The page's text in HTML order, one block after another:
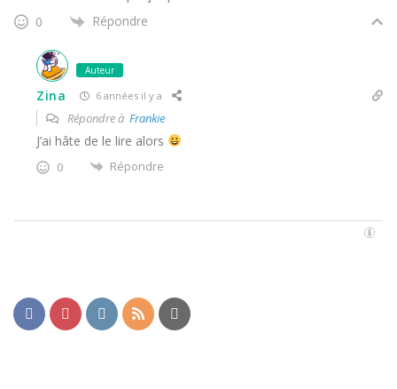
0 Répondre
Auteur
Zina 6 années il y a
Répondre à Frankie
J’ai hâte de le lire alors
0 Répondre